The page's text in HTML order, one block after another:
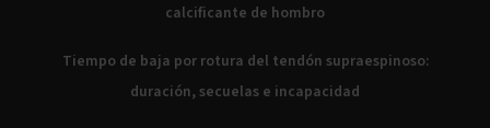
calcificante de hombro
Tiempo de baja por rotura del tendón supraespinoso:
duración, secuelas e incapacidad